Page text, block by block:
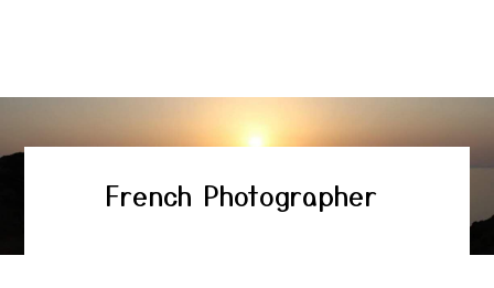
French Photographer